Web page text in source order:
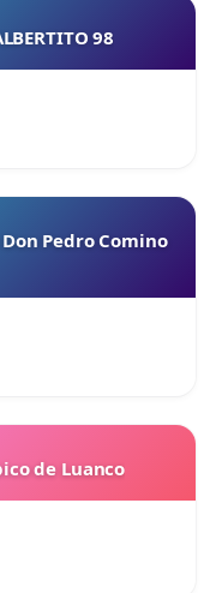
98
Pedro Comino
de Luanco